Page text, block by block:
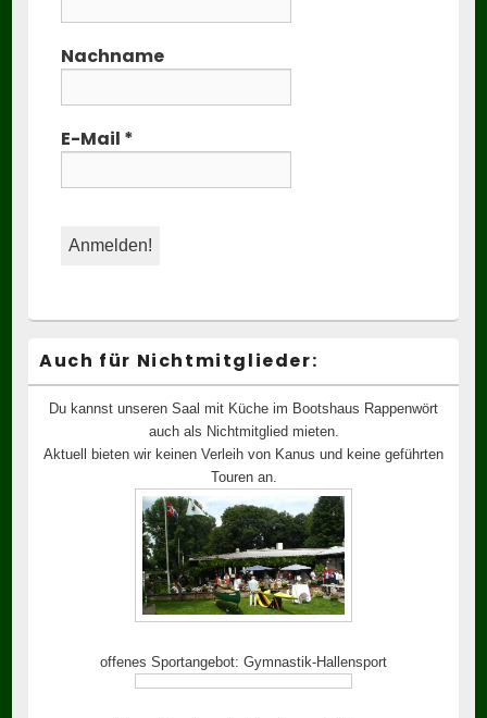
Nachname
E-Mail *
Auch für Nichtmitglieder:
Du kannst unseren Saal mit Küche im Bootshaus Rappenwört
auch als Nichtmitglied mieten.
Aktuell bieten wir keinen Verleih von Kanus und keine geführten
Touren an.
offenes Sportangebot: Gymnastik-Hallensport